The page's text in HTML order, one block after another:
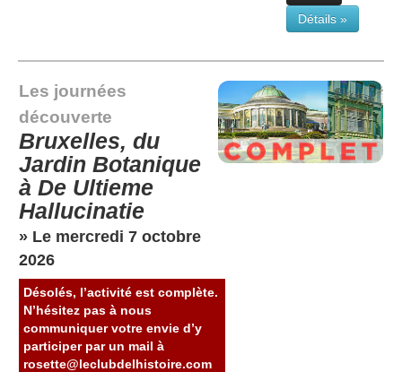
Détails »
Les journées
découverte
Bruxelles, du
Jardin Botanique
à De Ultieme
Hallucinatie
» Le mercredi 7 octobre
2026
Désolés, l’activité est complète.
N’hésitez pas à nous
communiquer votre envie d’y
participer par un mail à
rosette@leclubdelhistoire.com